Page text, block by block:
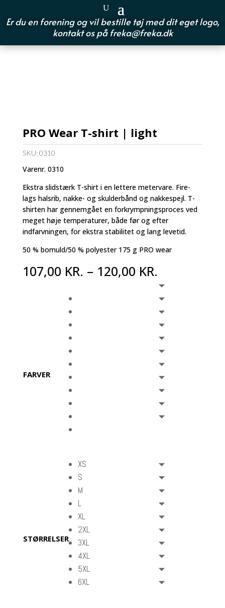
Er du en forening og vil bestille tøj med dit eget logo,
kontakt os på freka@freka.dk
PRO Wear T-shirt | light
SKU:0310
Varenr. 0310
Ekstra slidstærk T-shirt i en lettere metervare. Fire-
lags halsrib, nakke- og skulderbånd og nakkespejl. T-
shirten har gennemgået en forkrympningsproces ved
meget høje temperaturer, både før og efter
indfarvningen, for ekstra stabilitet og lang levetid.
50 % bomuld/50 % polyester 175 g PRO wear
107,00 KR. – 120,00 KR.
FARVER
STØRRELSER
XS
S
M
L
XL
2XL
3XL
4XL
5XL
6XL